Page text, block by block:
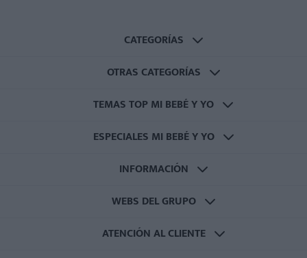
CATEGORÍAS
OTRAS CATEGORÍAS
TEMAS TOP MI BEBÉ Y YO
ESPECIALES MI BEBÉ Y YO
INFORMACIÓN
WEBS DEL GRUPO
ATENCIÓN AL CLIENTE